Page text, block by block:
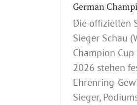
German
Die offiziellen
Sieger Schau
Champion Cup
2026 stehen
Ehrenring-
Sieger,